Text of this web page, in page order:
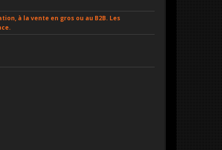
à la vente en gros ou au B2B. Les